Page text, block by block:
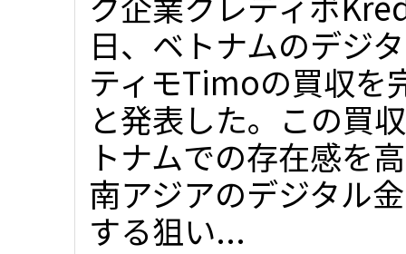
日、ベトナムのデジ
ティモTimoの買収を
と発表した。この買
トナムでの存在感を
南アジアのデジタル
する狙い...